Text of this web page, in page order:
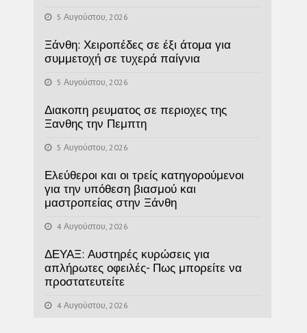
5 Αυγούστου, 2026
Ξάνθη: Χειροπέδες σε έξι άτομα για
συμμετοχή σε τυχερά παίγνια
5 Αυγούστου, 2026
Διακοπη ρευματος σε περιοχες της
Ξανθης την Πεμπτη
5 Αυγούστου, 2026
Ελεύθεροι και οι τρείς κατηγορούμενοι
για την υπόθεση βιασμού και
μαστροπείας στην Ξάνθη
4 Αυγούστου, 2026
ΔΕΥΑΞ: Αυστηρές κυρώσεις για
απλήρωτες οφειλές- Πως μπορείτε να
προστατευτείτε
4 Αυγούστου, 2026